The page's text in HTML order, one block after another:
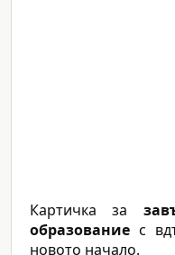
Картичка за
образование с
новото начало.